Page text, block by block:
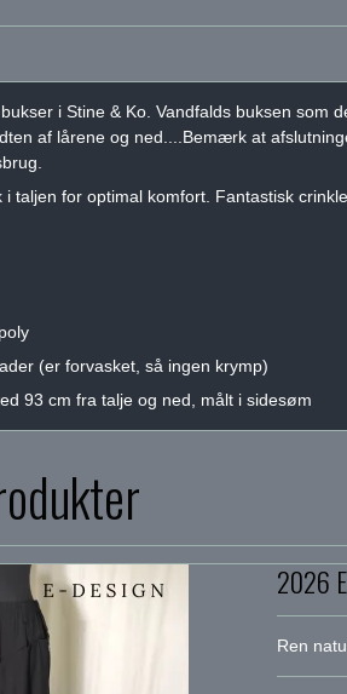
i Stine & Ko. Vandfalds buksen
af lårene og ned....Bemærk at
i taljen for optimal komfort. Fantastisk
(er forvasket, så ingen krymp)
93 cm fra talje og ned, målt i sidesøm
2026
Ren